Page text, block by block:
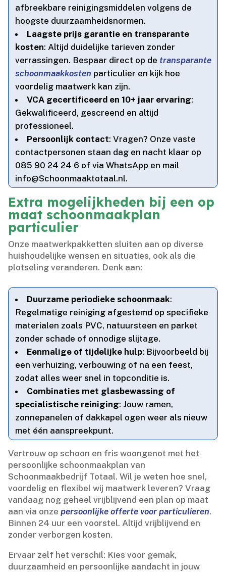
afbreekbare reinigingsmiddelen volgens de
hoogste duurzaamheidsnormen.​
Laagste prijs garantie en transparante
kosten: Altijd duidelijke tarieven zonder
verrassingen.​ Bespaar direct op de transparante
schoonmaakkosten particulier en kijk hoe
voordelig maatwerk kan zijn.​
VCA gecertificeerd en 10+ jaar ervaring:
Gekwalificeerd, gescreend en altijd
professioneel.​
Persoonlijk contact: Vragen? Onze vaste
contactpersonen staan dag en nacht klaar op
085 90 24 24 6 of via WhatsApp en mail
info@Schoonmaaktotaal.​nl.​
Extra mogelijkheden bij een op
maat schoonmaakplan
particulier
Onze maatwerkpakketten sluiten aan op diverse
huishoudelijke wensen en situaties, ook als die
plotseling veranderen.​ Denk aan:
Duurzame periodieke schoonmaak:
Regelmatige reiniging afgestemd op specifieke
materialen zoals PVC, natuursteen en parket
zonder schade of onnodige slijtage.​
Eenmalige of tijdelijke hulp: Bijvoorbeeld bij
een verhuizing, verbouwing of na een feest,
zodat alles weer snel in topconditie is.​
Combinaties met glasbewassing of
specialistische reiniging: Jouw ramen,
zonnepanelen of dakkapel ogen weer als nieuw
met één aanspreekpunt.​
Vertrouw op schoon en fris woongenot met het
persoonlijke schoonmaakplan van
Schoonmaakbedrijf Totaal.​ Wil je weten hoe snel,
voordelig en flexibel wij maatwerk leveren? Vraag
vandaag nog geheel vrijblijvend een plan op maat
aan via onzepersoonlijke offerte voor particulieren.​
Binnen 24 uur een voorstel.​ Altijd vrijblijvend en
zonder verborgen kosten.​
Ervaar zelf het verschil: Kies voor gemak,
duurzaamheid en persoonlijke aandacht in jouw